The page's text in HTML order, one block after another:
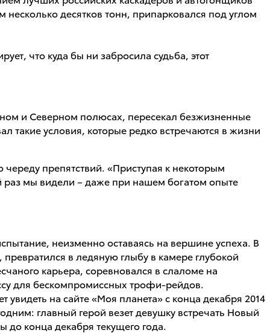
десятков тонн, припарковался под углом
что куда бы ни забросила судьба, этот
и Северном полюсах, пересекал безжизненные
условия, которые редко встречаются в жизни
препятствий. «Приступая к некоторым
мы видели – даже при нашем богатом опыте
неизменно оставаясь на вершине успеха. В
в ледяную глыбу в камере глубокой
карьера, соревновался в слаломе на
для бескомпромиссных трофи-рейдов.
на сайте «Моя планета» с конца декабря 2014
главный герой везет девушку встречать Новый
конца декабря текущего года.